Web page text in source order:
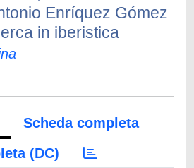
Enríquez Gómez
in iberistica
Scheda completa
(DC)